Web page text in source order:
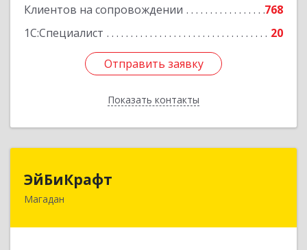
Клиентов на сопровождении
768
1С:Специалист
20
Отправить заявку
Показать контакты
Отправить заявку
Назад
ЭйБиКрафт
Магадан
685000, Магаданская обл, Магадан г, Полярная